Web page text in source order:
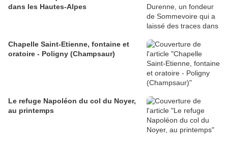
dans les Hautes-Alpes
Chapelle Saint-Etienne, fontaine et
oratoire - Poligny (Champsaur)
Le refuge Napoléon du col du Noyer,
au printemps